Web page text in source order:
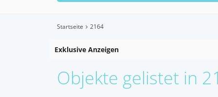
Startseite 2164
Exklusive Anzeigen
Objekte gelistet in